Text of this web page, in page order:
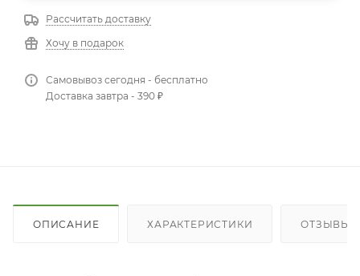
Рассчитать доставку
Хочу в подарок
Самовывоз сегодня - бесплатно
Доставка завтра - 390 ₽
ОПИСАНИЕ ХАРАКТЕРИСТИКИ ОТЗЫВЫ